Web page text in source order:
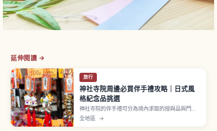
延伸閱讀 →
旅行
神社寺院周邊必買伴手禮攻略｜日式風
格紀念品挑選
神社寺院的伴手禮可分為境內求取的授與品與門前
町販售的紀念品兩類。御守為宗教意義物品，初穗
料約500至1000日圓，贈送時需顧及對方感受。群
全地區 →